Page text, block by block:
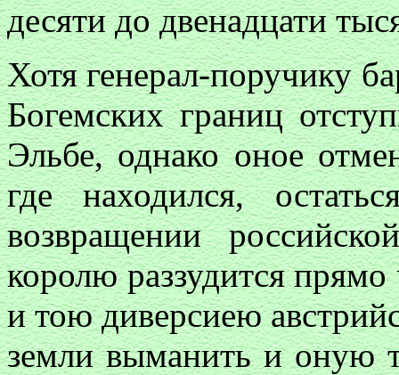
десяти до двенадцати
Хотя генерал-поручику
Богемских границ
Эльбе, однако оное
где находился,
возвращении
королю раззудится
и тою диверсиею
земли выманить и оную